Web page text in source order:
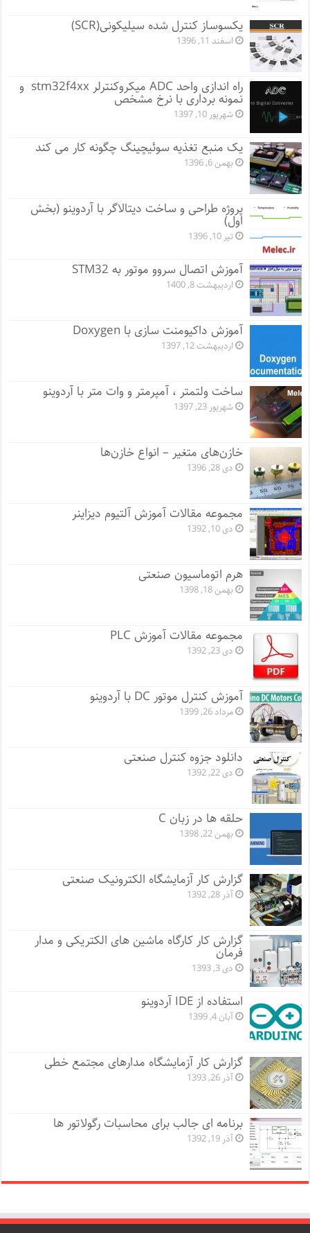
یکسوساز کنترل شده سیلیکونی(SCR)
اسفند 11, 1396
راه اندازی واحد ADC میکروکنترلر stm32f4xx و
نمونه برداری با نرخ مشخص
شهریور 10, 1397
یک منبع تغذیه سوئیچینگ چگونه کار می کند
بهمن 6, 1396
پروژه طراحی و ساخت دیتالاگر با آردوینو (بخش
اول)
تیر 10, 1396
آموزش اتصال سروو موتور به STM32
اردیبهشت 8, 1400
آموزش داکیومنت سازی با Doxygen
اردیبهشت 12, 1397
ساخت ولتمتر ، آمپرمتر و وات متر با آردوینو
شهریور 23, 1397
خازن‌های متغیر – انواع خازن‌ها
دی 28, 1396
مجموعه مقالات آموزش آلتیوم دیزاینر
دی 10, 1392
هرم اتوماسیون صنعتی
بهمن 18, 1398
مجموعه مقالات آموزش PLC
دی 23, 1392
آموزش کنترل موتور DC با آردوینو
مرداد 26, 1399
دانلود جزوه کنترل صنعتی
دی 22, 1392
حلقه ها در زبان C
بهمن 22, 1398
گزارش کار آزمایشگاه الکترونیک صنعتی
آذر 28, 1392
گزارش کار کارگاه ماشین های الکتریکی و مدار
فرمان
دی 3, 1393
استفاده از IDE آردوینو
آبان 4, 1399
گزارش کار آزمایشگاه مدارهای مجتمع خطی
آذر 26, 1393
برنامه ای جالب برای محاسبات رگولاتور ها
آذر 19, 1392